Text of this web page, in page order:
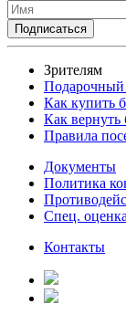
Зрителям
Подарочный
Как купить
Как вернуть
Правила
Документы
Политика
Спец.
Контакты